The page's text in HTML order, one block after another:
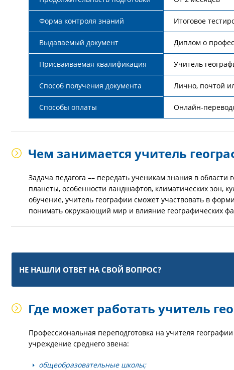
Форма контроля знаний Итоговое
Выдаваемый документ Диплом о
Присваиваемая квалификация Учитель
Способ получения документа Лично, почтой
Способы оплаты Онлайн-
Чем занимается учитель
Задача педагога –– передать ученикам знания в
планеты, особенности ландшафтов, климатических зон,
обучение, учитель географии сможет участвовать в
понимать окружающий мир и влияние географических
НЕ НАШЛИ ОТВЕТ НА СВОЙ ВОПРОС?
Где может работать учитель
Профессиональная переподготовка на учителя
учреждение среднего звена:
общеобразовательные школы;